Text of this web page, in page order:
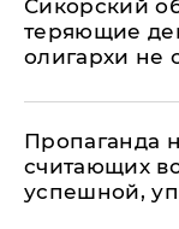
Сикорский
теряющие
олигархи не
​Пропаганда
считающих
успешной,